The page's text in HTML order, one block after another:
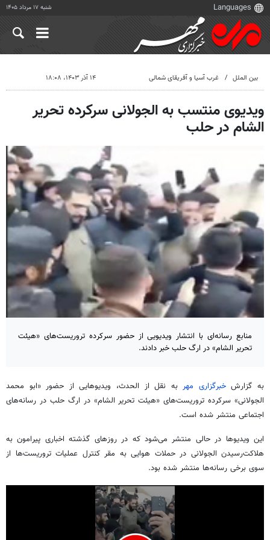
شنبه ۱۷ مرداد ۱۴۰۵
بین الملل غرب آسیا و آفریقای شمالی ۱۴ آذر ۱۴۰۳، ۱۸:۰۸
ویدیوی منتسب به الجولانی سرکرده تحریر
الشام در حلب
منابع رسانه‌ای با انتشار ویدیویی از حضور سرکرده تروریست‌های «هیئت
تحریر الشام» در ارگ حلب خبر دادند.
به گزارشخبرگزاری مهربه نقل از الحدث، ویدیوهایی از حضور «ابو محمد
الجولانی» سرکرده تروریست‌های «هیئت تحریر الشام» در ارگ حلب در رسانه‌های
اجتماعی منتشر شده است.
این ویدیوها در حالی منتشر می‌شود که در روزهای گذشته اخباری پیرامون به
هلاکت‌رسیدن الجولانی در حملات هوایی به مقر کنترل عملیات تروریست‌ها از
سوی برخی رسانه‌ها منتشر شده بود.